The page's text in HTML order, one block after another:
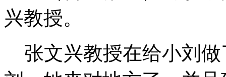
兴教授。
张文兴教授在给小刘做